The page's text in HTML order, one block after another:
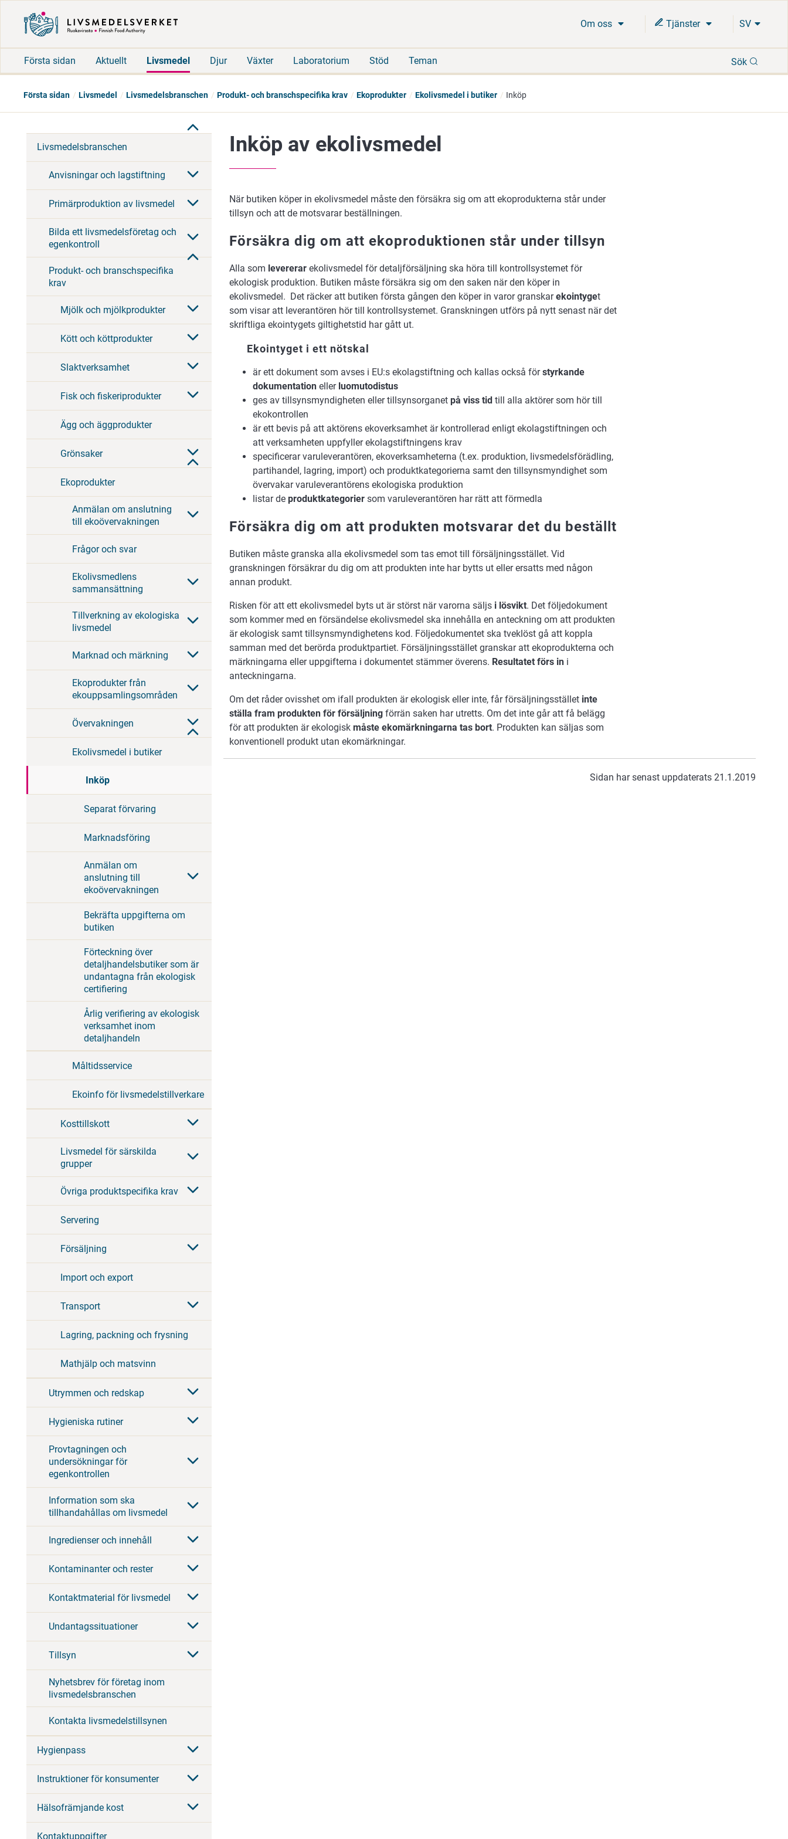
Om oss Tjänster SV
Första sidan Aktuellt Livsmedel Djur Växter Laboratorium Stöd Teman Sök
Första sidan Livsmedel Livsmedelsbranschen Produkt- och branschspecifika krav Ekoprodukter Ekolivsmedel i butiker Inköp
Livsmedelsbranschen
Anvisningar och lagstiftning
Primärproduktion av livsmedel
Bilda ett livsmedelsföretag och
egenkontroll
Produkt- och branschspecifika
krav
Mjölk och mjölkprodukter
Kött och köttprodukter
Slaktverksamhet
Fisk och fiskeriprodukter
Ägg och äggprodukter
Grönsaker
Ekoprodukter
Anmälan om anslutning
till ekoövervakningen
Frågor och svar
Ekolivsmedlens
sammansättning
Tillverkning av ekologiska
livsmedel
Marknad och märkning
Ekoprodukter från
ekouppsamlingsområden
Övervakningen
Ekolivsmedel i butiker
Inköp
Separat förvaring
Marknadsföring
Anmälan om
anslutning till
ekoövervakningen
Bekräfta uppgifterna om
butiken
Förteckning över
detaljhandelsbutiker som är
undantagna från ekologisk
certifiering
Årlig verifiering av ekologisk
verksamhet inom
detaljhandeln
Måltidsservice
Ekoinfo för livsmedelstillverkare
Kosttillskott
Livsmedel för särskilda
grupper
Övriga produktspecifika krav
Servering
Försäljning
Import och export
Transport
Lagring, packning och frysning
Mathjälp och matsvinn
Utrymmen och redskap
Hygieniska rutiner
Provtagningen och
undersökningar för
egenkontrollen
Information som ska
tillhandahållas om livsmedel
Ingredienser och innehåll
Kontaminanter och rester
Kontaktmaterial för livsmedel
Undantagssituationer
Tillsyn
Nyhetsbrev för företag inom
livsmedelsbranschen
Kontakta livsmedelstillsynen
Hygienpass
Instruktioner för konsumenter
Hälsofrämjande kost
Kontaktuppgifter
Inköp av ekolivsmedel
När butiken köper in ekolivsmedel måste den försäkra sig om att ekoprodukterna står under
tillsyn och att de motsvarar beställningen.
Försäkra dig om att ekoproduktionen står under tillsyn
Alla som levererar ekolivsmedel för detaljförsäljning ska höra till kontrollsystemet för
ekologisk produktion. Butiken måste försäkra sig om den saken när den köper in
ekolivsmedel. Det räcker att butiken första gången den köper in varor granskarekointyget
som visar att leverantören hör till kontrollsystemet. Granskningen utförs på nytt senast när det
skriftliga ekointygets giltighetstid har gått ut.
Ekointyget i ett nötskal
är ett dokument som avses i EU:s ekolagstiftning och kallas också förstyrkande
dokumentation eller luomutodistus
ges av tillsynsmyndigheten eller tillsynsorganet på viss tid till alla aktörer som hör till
ekokontrollen
är ett bevis på att aktörens ekoverksamhet är kontrollerad enligt ekolagstiftningen och
att verksamheten uppfyller ekolagstiftningens krav
specificerar varuleverantören, ekoverksamheterna (t.ex. produktion, livsmedelsförädling,
partihandel, lagring, import) och produktkategorierna samt den tillsynsmyndighet som
övervakar varuleverantörens ekologiska produktion
listar de produktkategorier som varuleverantören har rätt att förmedla
Försäkra dig om att produkten motsvarar det du beställt
Butiken måste granska alla ekolivsmedel som tas emot till försäljningsstället. Vid
granskningen försäkrar du dig om att produkten inte har bytts ut eller ersatts med någon
annan produkt.
Risken för att ett ekolivsmedel byts ut är störst när varorna säljs i lösvikt. Det följedokument
som kommer med en försändelse ekolivsmedel ska innehålla en anteckning om att produkten
är ekologisk samt tillsynsmyndighetens kod. Följedokumentet ska tveklöst gå att koppla
samman med det berörda produktpartiet. Försäljningsstället granskar att ekoprodukterna och
märkningarna eller uppgifterna i dokumentet stämmer överens. Resultatet förs in i
anteckningarna.
Om det råder ovisshet om ifall produkten är ekologisk eller inte, får försäljningsstället inte
ställa fram produkten för försäljning förrän saken har utretts. Om det inte går att få belägg
för att produkten är ekologisk måste ekomärkningarna tas bort. Produkten kan säljas som
konventionell produkt utan ekomärkningar.
Sidan har senast uppdaterats 21.1.2019